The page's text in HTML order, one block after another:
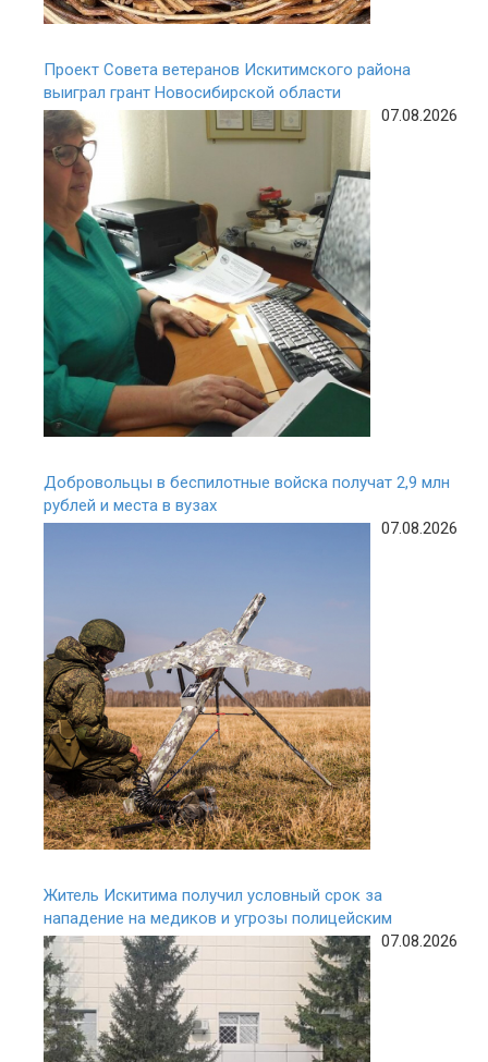
Проект Совета ветеранов Искитимского района
выиграл грант Новосибирской области
07.08.2026
Добровольцы в беспилотные войска получат 2,9 млн
рублей и места в вузах
07.08.2026
Житель Искитима получил условный срок за
нападение на медиков и угрозы полицейским
07.08.2026